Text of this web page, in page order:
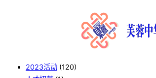
2023活动 (120)